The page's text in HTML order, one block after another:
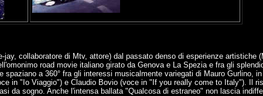
collaboratore di Mtv, attore) dal passato denso di esperienze artistiche
road movie italiano girato da Genova e La Spezia e fra gli
a 360° fra gli interessi musicalmente variegati di Mauro Gurlino,
in "Io Viaggio") e Claudio Bovio (voce in "If you really come to Italy"). Il
da sogno. Anche l'intensa ballata "Qualcosa di estraneo" non lascia